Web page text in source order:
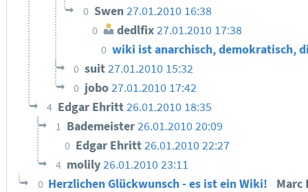
0 Swen27.01.2010 16:38
0 dedlfix 27.01.2010 17:38
0 wiki ist anarchisch, demokratisch,
0 suit27.01.2010 15:32
0 jobo27.01.2010 17:42
4 Edgar Ehritt26.01.2010 18:35
1 Bademeister26.01.2010 20:09
0 Edgar Ehritt26.01.2010 22:27
4 molily26.01.2010 23:11
0 Herzlichen Glückwunsch - es ist ein Wiki! Marc